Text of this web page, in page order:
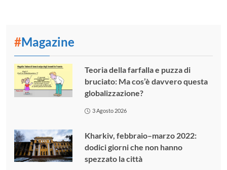
#Magazine
Teoria della farfalla e puzza di
bruciato: Ma cos’è davvero questa
globalizzazione?
3 Agosto 2026
Kharkiv, febbraio–marzo 2022:
dodici giorni che non hanno
spezzato la città